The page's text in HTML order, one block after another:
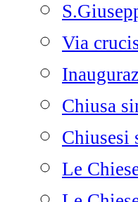
Via
Chiusa
Chiusesi
Le